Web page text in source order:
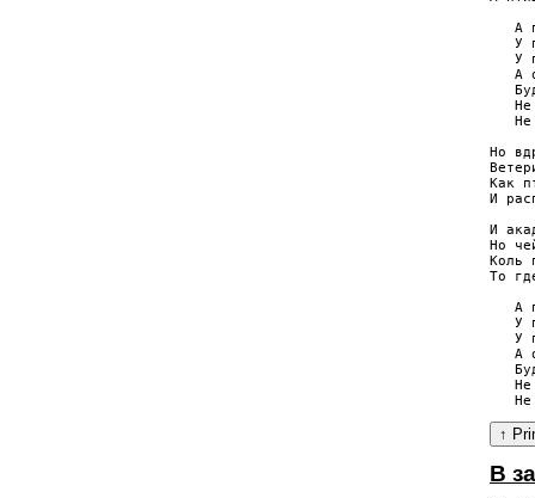
А
У
У
А
Не
Не
Но
Как
И
И
Но
Коль
То
А
У
У
А
Не
В